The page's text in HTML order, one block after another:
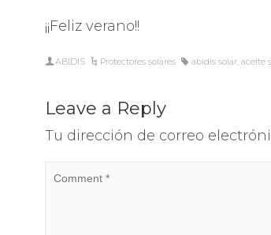
¡¡Feliz verano!!
ABIDIS Protectores solares abidis solar, aceite
Leave a Reply
Tu dirección de correo